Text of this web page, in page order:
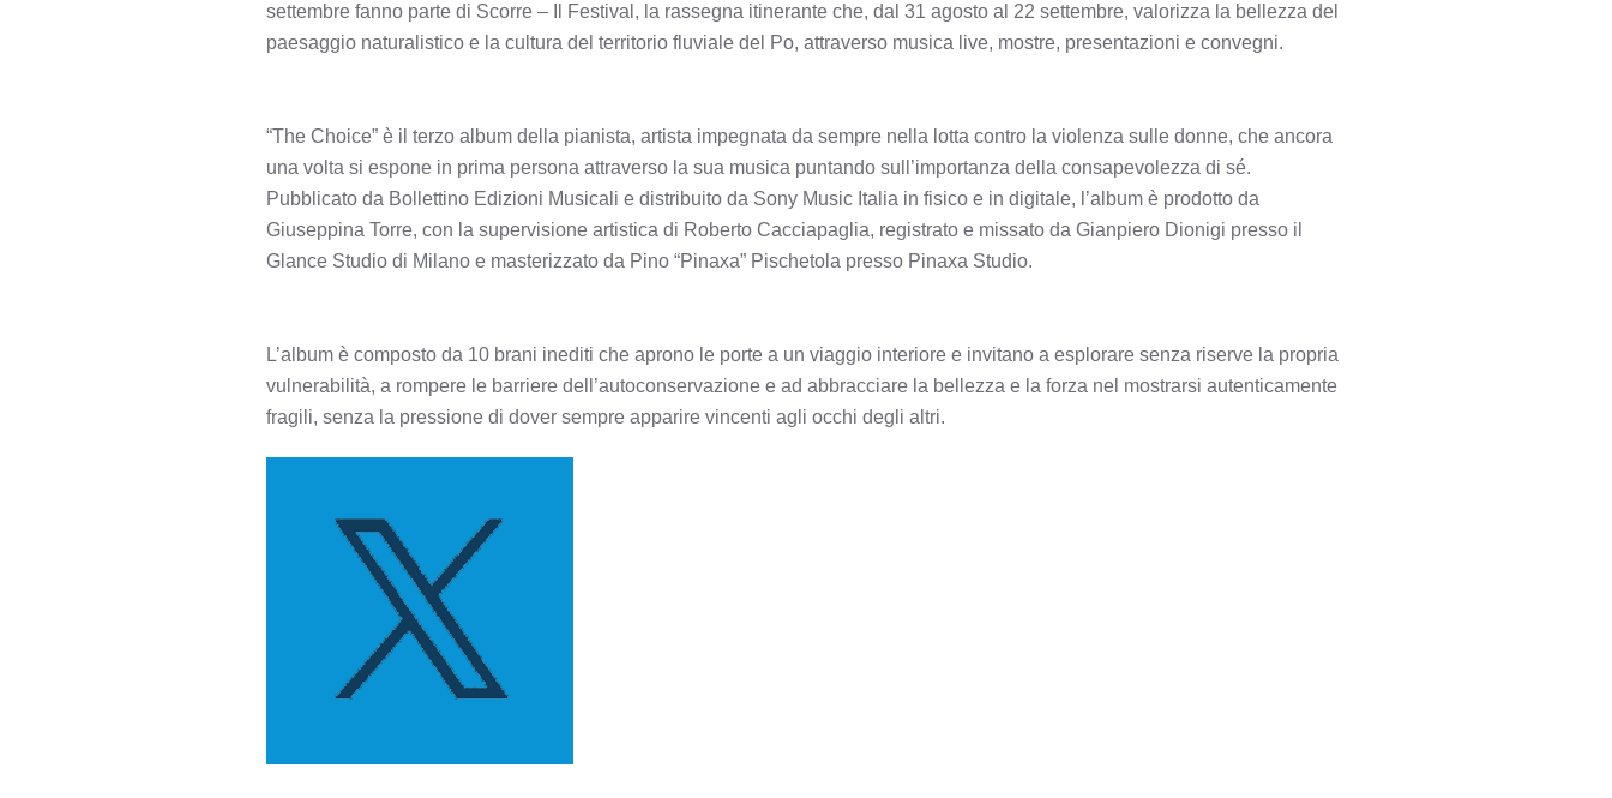
settembre fanno parte di Scorre – Il Festival, la rassegna itinerante che, dal 31 agosto al 22 settembre, valorizza la bellezza del
paesaggio naturalistico e la cultura del territorio fluviale del Po, attraverso musica live, mostre, presentazioni e convegni.
“The Choice” è il terzo album della pianista, artista impegnata da sempre nella lotta contro la violenza sulle donne, che ancora
una volta si espone in prima persona attraverso la sua musica puntando sull’importanza della consapevolezza di sé.
Pubblicato da Bollettino Edizioni Musicali e distribuito da Sony Music Italia in fisico e in digitale, l’album è prodotto da
Giuseppina Torre, con la supervisione artistica di Roberto Cacciapaglia, registrato e missato da Gianpiero Dionigi presso il
Glance Studio di Milano e masterizzato da Pino “Pinaxa” Pischetola presso Pinaxa Studio.
L’album è composto da 10 brani inediti che aprono le porte a un viaggio interiore e invitano a esplorare senza riserve la propria
vulnerabilità, a rompere le barriere dell’autoconservazione e ad abbracciare la bellezza e la forza nel mostrarsi autenticamente
fragili, senza la pressione di dover sempre apparire vincenti agli occhi degli altri.